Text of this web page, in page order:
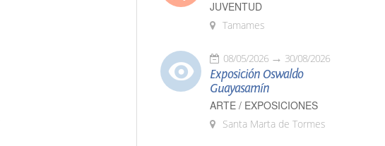
JUVENTUD
Tamames
08/05/2026 30/08/2026
Exposición Oswaldo
Guayasamín
ARTE / EXPOSICIONES
Santa Marta de Tormes